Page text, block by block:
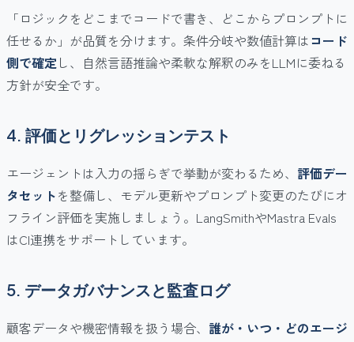
「ロジックをどこまでコードで書き、どこからプロンプトに
任せるか」が品質を分けます。条件分岐や数値計算は コード
側で確定し、自然言語推論や柔軟な解釈のみをLLMに委ねる
方針が安全です。
4. 評価とリグレッションテスト
エージェントは入力の揺らぎで挙動が変わるため、 評価デー
タセットを整備し、モデル更新やプロンプト変更のたびにオ
フライン評価を実施しましょう。LangSmithやMastra Evals
はCI連携をサポートしています。
5. データガバナンスと監査ログ
顧客データや機密情報を扱う場合、 誰が・いつ・どのエージ